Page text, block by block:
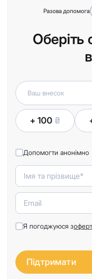
Разова допомога
Оберіть
+ 100 ₴
Допомогти анонімно
Я погоджуюся з
Підтримати